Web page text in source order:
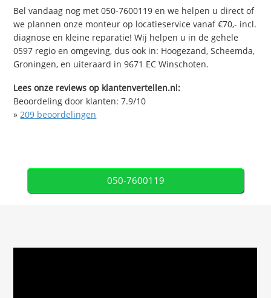
Bel vandaag nog met 050-7600119 en we helpen u direct of
we plannen onze monteur op locatieservice vanaf €70,- incl.
diagnose en kleine reparatie! Wij helpen u in de gehele
0597 regio en omgeving, dus ook in: Hoogezand, Scheemda,
Groningen, en uiteraard in 9671 EC Winschoten.
Lees onze reviews op klantenvertellen.nl:
Beoordeling door klanten:7.9/10
»209 beoordelingen
050-7600119